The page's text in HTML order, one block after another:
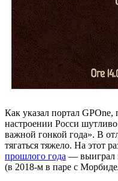
Как указал портал
настроении Росси
важной гонкой года». В
тягаться тяжело. На этот
прошлого года — выиграл
(в 2018-м в паре с